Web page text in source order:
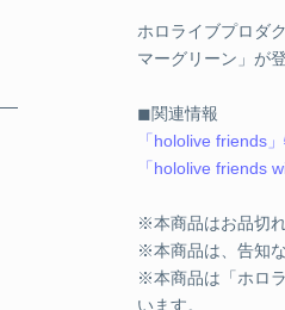
ホロライブプロダ
マーグリーン」が
◼関連情報
「hololive friends
「hololive friends
※本商品はお品切
※本商品は、告知
※本商品は「ホロ
います。